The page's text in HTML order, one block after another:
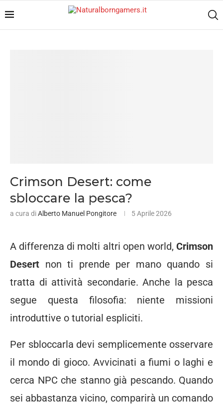
Crimson Desert: come
sbloccare la pesca?
a cura diAlberto Manuel Pongitore 5 Aprile 2026
A differenza di molti altri open world, Crimson
Desert non ti prende per mano quando si
tratta di attività secondarie. Anche la pesca
segue questa filosofia: niente missioni
introduttive o tutorial espliciti.
Per sbloccarla devi semplicemente osservare
il mondo di gioco. Avvicinati a fiumi o laghi e
cerca NPC che stanno già pescando. Quando
sei abbastanza vicino, comparirà un comando